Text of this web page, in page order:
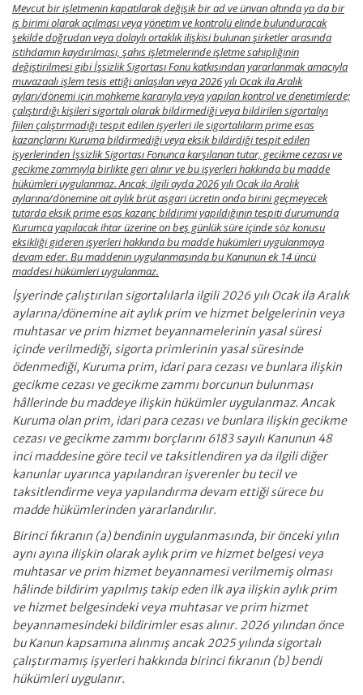
Mevcut bir işletmenin kapatılarak değişik bir ad ve ünvan altında ya da bir
iş birimi olarak açılması veya yönetim ve kontrolü elinde bulunduracak
şekilde doğrudan veya dolaylı ortaklık ilişkisi bulunan şirketler arasında
istihdamın kaydırılması, şahıs işletmelerinde işletme sahipliğinin
değiştirilmesi gibi İşsizlik Sigortası Fonu katkısından yararlanmak amacıyla
muvazaalı işlem tesis ettiği anlaşılan veya 2026 yılı Ocak ila Aralık
ayları/dönemi için mahkeme kararıyla veya yapılan kontrol ve denetimlerde;
çalıştırdığı kişileri sigortalı olarak bildirmediği veya bildirilen sigortalıyı
fiilen çalıştırmadığı tespit edilen işyerleri ile sigortalıların prime esas
kazançlarını Kuruma bildirmediği veya eksik bildirdiği tespit edilen
işyerlerinden İşsizlik Sigortası Fonunca karşılanan tutar, gecikme cezası ve
gecikme zammıyla birlikte geri alınır ve bu işyerleri hakkında bu madde
hükümleri uygulanmaz. Ancak, ilgili ayda 2026 yılı Ocak ila Aralık
aylarına/dönemine ait aylık brüt asgari ücretin onda birini geçmeyecek
tutarda eksik prime esaskazanç bildirimi yapıldığının tespiti durumunda
Kurumca yapılacak ihtar üzerine on beş günlük süre içinde söz konusu
eksikliği gideren işyerleri hakkında bu madde hükümleri uygulanmaya
devam eder. Bu maddenin uygulanmasında bu Kanunun ek 14 üncü
maddesi hükümleri uygulanmaz.
İşyerinde çalıştırılan sigortalılarla ilgili 2026 yılı Ocak ila Aralık
aylarına/dönemine ait aylık prim ve hizmet belgelerinin veya
muhtasar ve prim hizmet beyannamelerinin yasal süresi
içinde verilmediği, sigorta primlerinin yasal süresinde
ödenmediği, Kuruma prim, idari para cezası ve bunlara ilişkin
gecikme cezası ve gecikme zammı borcunun bulunması
hâllerinde bu maddeye ilişkin hükümler uygulanmaz. Ancak
Kuruma olan prim, idari para cezası ve bunlara ilişkin gecikme
cezası ve gecikme zammı borçlarını 6183 sayılı Kanunun 48
inci maddesine göre tecil ve taksitlendiren ya da ilgili diğer
kanunlar uyarınca yapılandıran işverenler bu tecil ve
taksitlendirme veya yapılandırma devam ettiği sürece bu
madde hükümlerinden yararlandırılır.
Birinci fıkranın (a) bendinin uygulanmasında, bir önceki yılın
aynı ayına ilişkin olarak aylık prim ve hizmet belgesi veya
muhtasar ve prim hizmet beyannamesi verilmemiş olması
hâlinde bildirim yapılmış takip eden ilk aya ilişkin aylık prim
ve hizmet belgesindeki veya muhtasar ve prim hizmet
beyannamesindeki bildirimler esas alınır. 2026 yılından önce
bu Kanun kapsamına alınmış ancak 2025 yılında sigortalı
çalıştırmamış işyerleri hakkında birinci fıkranın (b) bendi
hükümleri uygulanır.